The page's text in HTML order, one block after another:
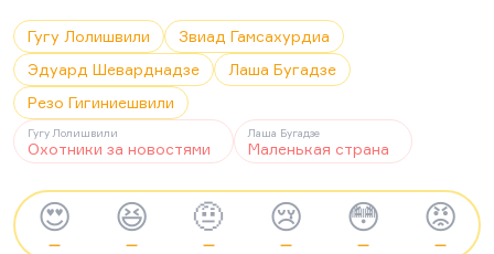
Гугу Лолишвили
Звиад Гамсахурдиа
Эдуард Шеварднадзе
Лаша Бугадзе
Резо Гигиниешвили
Гугу Лолишвили
Охотники за новостями
Лаша Бугадзе
Маленькая страна
😍
—
😆
—
🤨
—
😢
—
😳
—
😡
—